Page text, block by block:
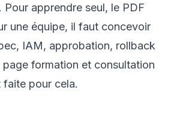
. Pour apprendre seul, le PDF
une équipe, il faut concevoir
IAM, approbation, rollback
page formation et consultation
faite pour cela.